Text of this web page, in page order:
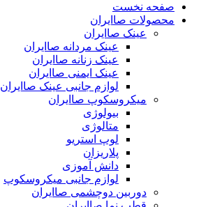
صفحه نخست
محصولات صاایران
عینک صاایران
عینک مردانه صاایران
عینک زنانه صاایران
عینک ایمنی صاایران
لوازم جانبی عینک صاایران
میکروسکوپ صاایران
بیولوژی
متالوژی
لوپ استریو
پلاریزان
دانش آموزی
لوازم جانبی میکروسکوپ
دوربین دوچشمی صاایران